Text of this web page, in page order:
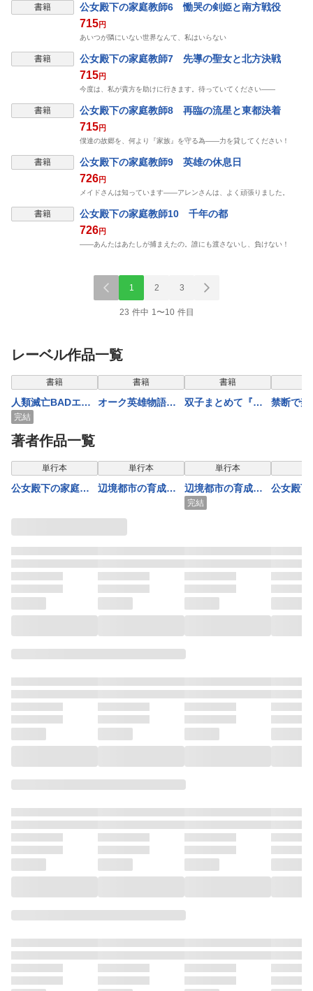
書籍 公女殿下の家庭教師6 慟哭の剣姫と南方戦役
715円
あいつが隣にいない世界なんて、私はいらない
書籍 公女殿下の家庭教師7 先導の聖女と北方決戦
715円
今度は、私が貴方を助けに行きます。待っていてください――
書籍 公女殿下の家庭教師8 再臨の流星と東都決着
715円
僕達の故郷を、何より『家族』を守る為――力を貸してください！
書籍 公女殿下の家庭教師9 英雄の休息日
726円
メイドさんは知っています――アレンさんは、よく頑張りました。
書籍 公女殿下の家庭教師10 千年の都
726円
――あんたはあたしが捕まえたの。誰にも渡さないし、負けない！
1 2 3
23 件中 1〜10 件目
レーベル作品一覧
書籍
人類滅亡BADエン
ドまであと２年、
僕だけがそれを知
っている２
完結
書籍
オーク英雄物語
書籍
双子まとめて『カ
禁断で禁
まる。
著者作品一覧
単行本
公女殿下の家庭教
単行本
辺境都市の育成者
単行本
辺境都市の育成者
６
完結
公女殿下